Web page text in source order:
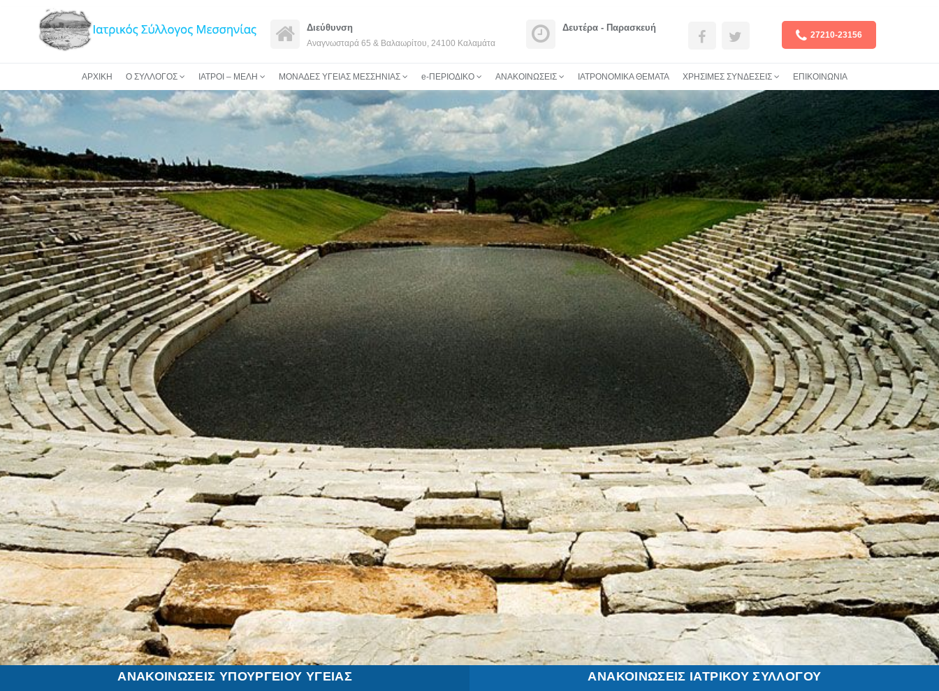
Διεύθυνση
Αναγνωσταρά 65 & Bαλαωρίτου, 24100 Καλαμάτα
Δευτέρα - Παρασκευή
27210-23156
ΑΡΧΙΚΗ Ο ΣΥΛΛΟΓΟΣ ΙΑΤΡΟΙ – ΜΕΛΗ ΜΟΝΑΔΕΣ ΥΓΕΙΑΣ ΜΕΣΣΗΝΙΑΣ e-ΠΕΡΙΟΔΙΚΟ ΑΝΑΚΟΙΝΩΣΕΙΣ ΙΑΤΡΟΝΟΜΙΚΑ ΘΕΜΑΤΑ ΧΡΗΣΙΜΕΣ ΣΥΝΔΕΣΕΙΣ ΕΠΙΚΟΙΝΩΝΙΑ
ΑΝΑΚΟΙΝΩΣΕΙΣ ΥΠΟΥΡΓΕΙΟΥ ΥΓΕΙΑΣ ΑΝΑΚΟΙΝΩΣΕΙΣ ΙΑΤΡΙΚΟΥ ΣΥΛΛΟΓΟΥ